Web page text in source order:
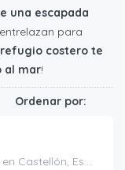
una escapada
para
refugio costero te
al mar!
Ordenar por:
Anroig, España, Anroig, Casas rurales en Castellón, España